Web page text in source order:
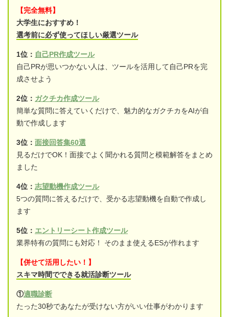
【完全無料】
大学生におすすめ！
選考前に必ず使ってほしい厳選ツール
1位： 自己PR作成ツール
自己PRが思いつかない人は、ツールを活用して自己PRを完
成させよう
2位： ガクチカ作成ツール
簡単な質問に答えていくだけで、魅力的なガクチカをAIが自
動で作成します
3位： 面接回答集60選
見るだけでOK！面接でよく聞かれる質問と模範解答をまとめ
ました
4位： 志望動機作成ツール
5つの質問に答えるだけで、受かる志望動機を自動で作成し
ます
5位： エントリーシート作成ツール
業界特有の質問にも対応！ そのまま使えるESが作れます
【併せて活用したい！】
スキマ時間でできる就活診断ツール
①適職診断
たった30秒であなたが受けない方がいい仕事がわかります